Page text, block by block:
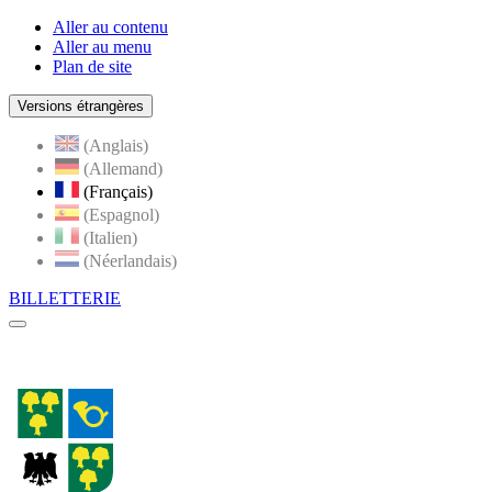
Aller au contenu
Aller au menu
Plan de site
Versions étrangères
(Anglais)
(Allemand)
(Français)
(Espagnol)
(Italien)
(Néerlandais)
BILLETTERIE
Menu